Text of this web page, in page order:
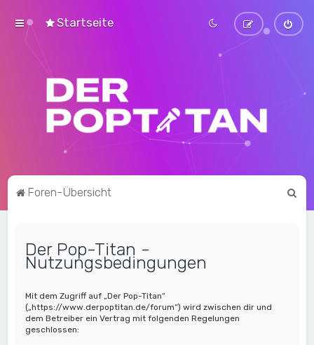
Startseite
Foren-Übersicht
Der Pop-Titan -
Nutzungsbedingungen
Mit dem Zugriff auf „Der Pop-Titan“
(„https://www.derpoptitan.de/forum“) wird zwischen dir und
dem Betreiber ein Vertrag mit folgenden Regelungen
geschlossen: